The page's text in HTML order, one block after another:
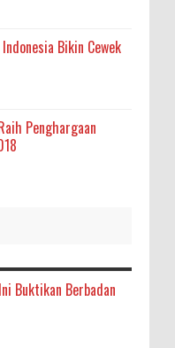
Bikin Cewek
Penghargaan
Buktikan Berbadan